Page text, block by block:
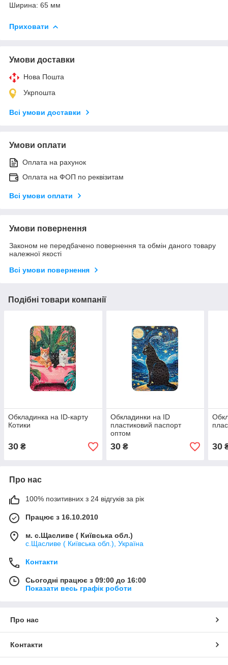
Ширина: 65 мм
Приховати
Умови доставки
Нова Пошта
Укрпошта
Всі умови доставки
Умови оплати
Оплата на рахунок
Оплата на ФОП по реквізитам
Всі умови оплати
Умови повернення
Законом не передбачено повернення та обмін даного товару
належної якості
Всі умови повернення
Подібні товари компанії
Обкладинка на ID-карту
Котики
30 ₴
Обкладинки на ID
пластиковий паспорт
оптом
30₴ 30
Про нас
100% позитивних з 24 відгуків за рік
Працює з 16.10.2010
м. с.Щасливе ( Київська обл.)
с.Щасливе ( Київська обл.), Україна
Контакти
Сьогодні працює з 09:00 до 16:00
Показати весь графік роботи
Про нас
Контакти